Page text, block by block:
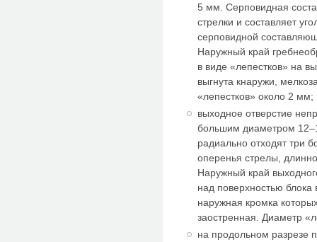
5 мм. Серповидная
стрелки и составляет
серповидной
Наружный край
в виде «лепестков» на
выгнута кнаружи,
«лепестков» около 2 мм;
выходное отверстие
большим диаметром
радиально отходят три
оперенья стрелы,
Наружный край
над поверхностью
наружная кромка
заостренная. Диаметр
на продольном разрезе